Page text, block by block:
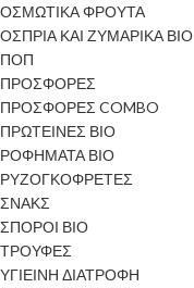
ΟΣΜΩΤΙΚΑ ΦΡΟΥΤΑ
ΟΣΠΡΙΑ ΚΑΙ ΖΥΜΑΡΙΚΑ ΒΙΟ
ΠΟΠ
ΠΡΟΣΦΟΡΕΣ
ΠΡΟΣΦΟΡΕΣ COMBO
ΠΡΩΤΕΙΝΕΣ ΒΙΟ
ΡΟΦΗΜΑΤΑ ΒΙΟ
ΡΥΖΟΓΚΟΦΡΕΤΕΣ
ΣΝΑΚΣ
ΣΠΟΡΟΙ ΒΙΟ
ΤΡΟΥΦΕΣ
ΥΓΙΕΙΝΗ ΔΙΑΤΡΟΦΗ